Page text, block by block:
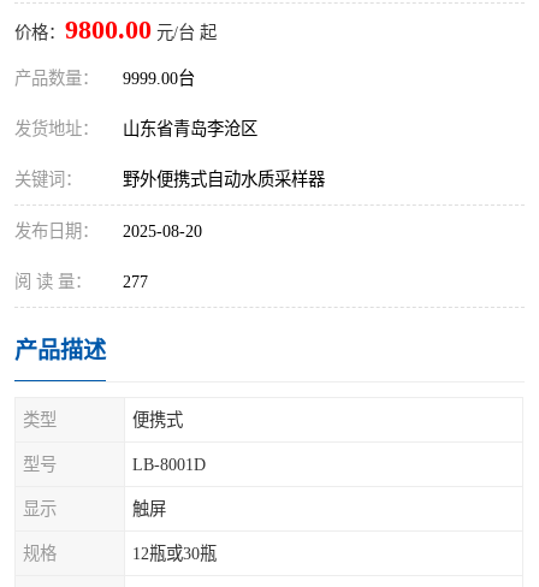
价格： 9800.00 元/台 起
产品数量： 9999.00台
发货地址： 山东省青岛李沧区
关键词： 野外便携式自动水质采样器
发布日期： 2025-08-20
阅 读 量： 277
产品描述
类型 便携式
型号 LB-8001D
显示 触屏
规格 12瓶或30瓶
烟尘净化器